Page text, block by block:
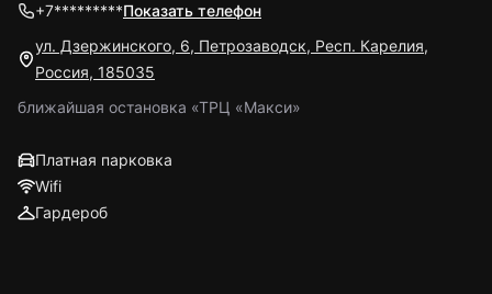
+7*********Показать телефон
ул. Дзержинского, 6, Петрозаводск, Респ. Карелия,
Россия, 185035
ближайшая остановка «ТРЦ «Макси»
Платная парковка
Wifi
Гардероб